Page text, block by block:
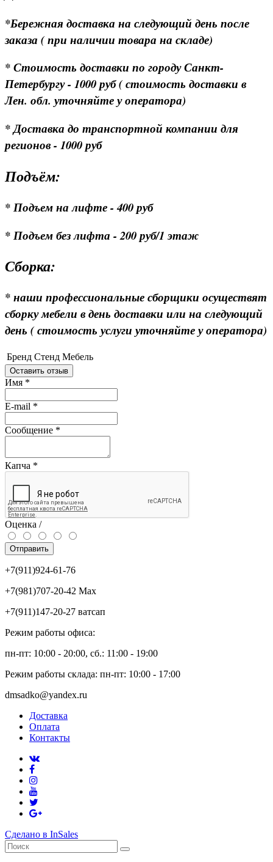
*Бережная доставка на следующий день после
заказа ( при наличии товара на складе)
* Стоимость доставки по городу Санкт-
Петербургу - 1000 руб ( стоимость доставки в
Лен. обл. уточняйте у оператора)
* Доставка до транспортной компании для
регионов - 1000 руб
Подъём:
* Подъем на лифте - 400 руб
* Подъем без лифта - 200 руб/1 этаж
Сборка:
* наши профессиональные сборщики осуществят
сборку мебели в день доставки или на следующий
день ( стоимость услуги уточняйте у оператора)
Бренд Стенд Мебель
Оставить отзыв
Имя *
E-mail *
Сообщение *
Капча *
Оценка /
Отправить
+7(911)924-61-76
+7(981)707-20-42 Max
+7(911)147-20-27 ватсап
Режим работы офиса:
пн-пт: 10:00 - 20:00, сб.: 11:00 - 19:00
Режим работы склада: пн-пт: 10:00 - 17:00
dmsadko@yandex.ru
Доставка
Оплата
Контакты
Сделано в InSales